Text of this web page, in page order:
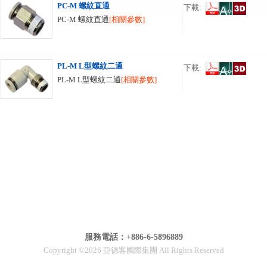
PC-M 螺紋直通
PC-M 螺紋直通[相關參數]
下載:
PL-M L型螺紋二通
PL-M L型螺紋二通[相關參數]
下載:
服務電話：+886-6-5896889
Copyright ©2026 亞德客國際集團 All Rights Reserved